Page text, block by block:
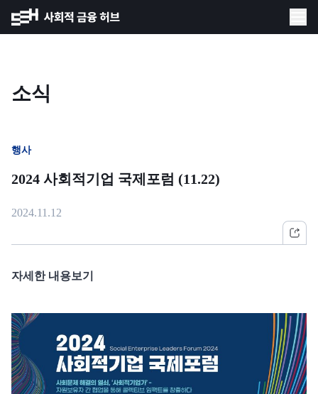
소식
행사
2024 사회적기업 국제포럼 (11.22)
2024.11.12
자세한 내용보기